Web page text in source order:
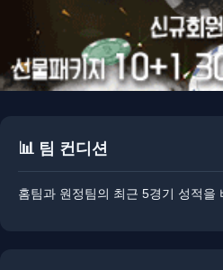
📊 팀 컨디션
홈팀과 원정팀의 최근 5경기 성적을